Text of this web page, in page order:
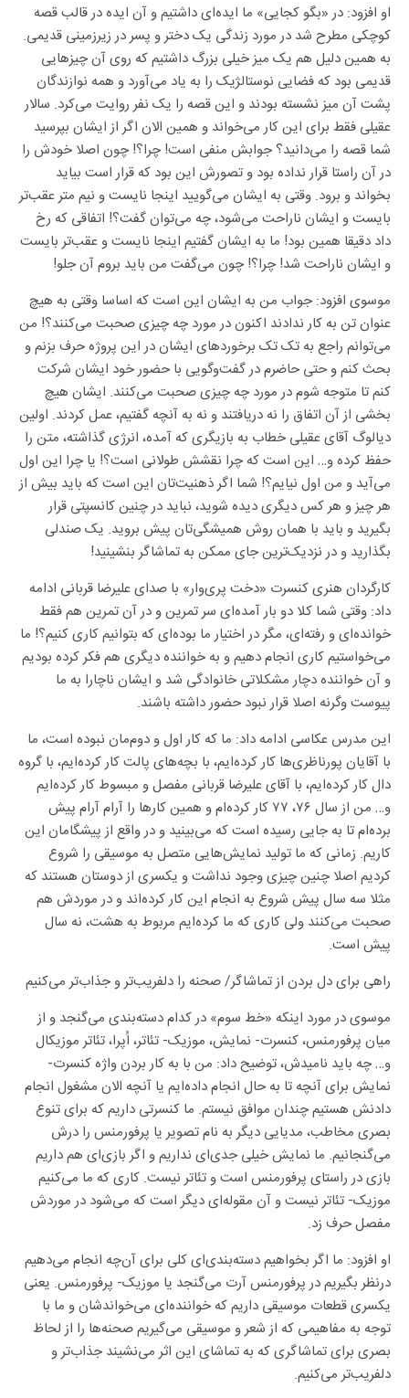
او افزود: در «بگو کجایی» ما ایده‌ای داشتیم و آن ایده در قالب قصه
کوچکی مطرح شد در مورد زندگی یک دختر و پسر در زیرزمینی قدیمی.
به همین دلیل هم یک میز خیلی بزرگ داشتیم که روی آن چیزهایی
قدیمی بود که فضایی نوستالژیک را به یاد می‌آورد و همه نوازندگان
پشت آن میز نشسته بودند و این قصه را یک نفر روایت می‌کرد. سالار
عقیلی فقط برای این کار می‌خواند و همین الان اگر از ایشان بپرسید
شما قصه را می‌دانید؟ جوابش منفی است! چرا؟! چون اصلا خودش را
در آن راستا قرار نداده بود و تصورش این بود که قرار است بیاید
بخواند و برود. وقتی به ایشان می‌گویید اینجا نایست و نیم متر عقب‌تر
بایست و ایشان ناراحت می‌شود، چه می‌توان گفت؟! اتفاقی که رخ
داد دقیقا همین بود! ما به ایشان گفتیم اینجا نایست و عقب‌تر بایست
و ایشان ناراحت شد! چرا؟! چون می‌گفت من باید بروم آن جلو!
موسوی افزود: جواب من به ایشان این است که اساسا وقتی به هیچ
عنوان تن به کار ندادند اکنون در مورد چه چیزی صحبت می‌کنند؟! من
می‌توانم راجع به تک تک برخوردهای ایشان در این پروژه حرف بزنم و
بحث کنم و حتی حاضرم در گفت‌وگویی با حضور خود ایشان شرکت
کنم تا متوجه شوم در مورد چه چیزی صحبت می‌کنند. ایشان هیچ
بخشی از آن اتفاق را نه دریافتند و نه به آنچه گفتیم، عمل کردند. اولین
دیالوگ آقای عقیلی خطاب به بازیگری که آمده، انرژی گذاشته، متن را
حفظ کرده و… این است که چرا نقشش طولانی است؟! یا چرا این اول
می‌آید و من اول نیایم؟! شما اگر ذهنیت‌تان این است که باید بیش از
هر چیز و هر کس دیگری دیده شوید، نباید در چنین کانسپتی قرار
بگیرید و باید با همان روش همیشگی‌تان پیش بروید. یک صندلی
بگذارید و در نزدیک‌ترین جای ممکن به تماشاگر بنشینید!
کارگردان هنری کنسرت «دخت پری‌وار» با صدای علیرضا قربانی ادامه
داد: وقتی شما کلا دو بار آمده‌ای سر تمرین و در آن تمرین هم فقط
خوانده‌ای و رفته‌ای، مگر در اختیار ما بوده‌ای که بتوانیم کاری کنیم؟! ما
می‌خواستیم کاری انجام دهیم و به خواننده دیگری هم فکر کرده بودیم
و آن خواننده دچار مشکلاتی خانوادگی شد و ایشان ناچارا به ما
پیوست وگرنه اصلا قرار نبود حضور داشته باشند.
این مدرس عکاسی ادامه داد: ما که کار اول و دوم‌مان نبوده است، ما
با آقایان پورناظری‌ها کار کرده‌ایم، با بچه‌های پالت کار کرده‌ایم، با گروه
دال کار کرده‌ایم، با آقای علیرضا قربانی مفصل و مبسوط کار کرده‌ایم
و… من از سال ۷۶، ۷۷ کار کرده‌ام و همین کارها را آرام آرام پیش
برده‌ام تا به جایی رسیده است که می‌بینید و در واقع از پیشگامان این
کاریم. زمانی که ما تولید نمایش‌هایی متصل به موسیقی را شروع
کردیم اصلا چنین چیزی وجود نداشت و یکسری از دوستان هستند که
مثلا سه سال پیش شروع به انجام این کار کرده‌اند و در موردش هم
صحبت می‌کنند ولی کاری که ما کرده‌ایم مربوط به هشت، نه سال
پیش است.
راهی برای دل بردن از تماشاگر/ صحنه را دلفریب‌تر و جذاب‌تر می‌کنیم
موسوی در مورد اینکه «خط سوم» در کدام دسته‌بندی می‌گنجد و از
میان پرفورمنس، کنسرت- نمایش، موزیک- تئاتر، اُپرا، تئاتر موزیکال
و… چه باید نامیدش، توضیح داد: من با به کار بردن واژه کنسرت-
نمایش برای آنچه تا به حال انجام داده‌ایم یا آنچه الان مشغول انجام
دادنش هستیم چندان موافق نیستم. ما کنسرتی داریم که برای تنوع
بصری مخاطب، مدیایی دیگر به نام تصویر یا پرفورمنس را درش
می‌گنجانیم. ما نمایش خیلی جدی‌ای نداریم و اگر بازی‌ای هم داریم
بازی در راستای پرفورمنس است و تئاتر نیست. کاری که ما می‌کنیم
موزیک- تئاتر نیست و آن مقوله‌ای دیگر است که می‌شود در موردش
مفصل حرف زد.
او افزود: ما اگر بخواهیم دسته‌بندی‌ای کلی برای آن‌چه انجام می‌دهیم
درنظر بگیریم در پرفورمنس آرت می‌گنجد یا موزیک- پرفورمنس. یعنی
یکسری قطعات موسیقی داریم که خواننده‌ای می‌خواندشان و ما با
توجه به مفاهیمی که از شعر و موسیقی می‌گیریم صحنه‌ها را از لحاظ
بصری برای تماشاگری که به تماشای این اثر می‌نشیند جذاب‌تر و
دلفریب‌تر می‌کنیم.